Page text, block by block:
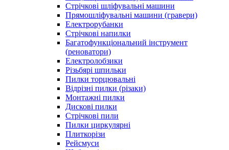
Стрічкові шліфувальні машини
Прямошліфувальні машини (гравери)
Електрорубанки
Стрічкові напилки
Багатофункціональний інструмент
(реноватори)
Електролобзики
Різьбярі шпильки
Пилки торцювальні
Відрізні пилки (різаки)
Монтажні пилки
Дискові пилки
Стрічкові пили
Пилки циркулярні
Плиткорізи
Рейсмуси